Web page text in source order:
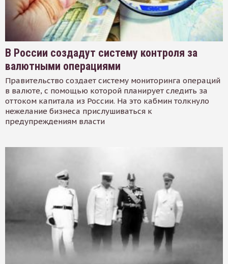
В России создадут систему контроля за
валютными операциями
Правительство создает систему мониторинга операций
в валюте, с помощью которой планирует следить за
оттоком капитала из России. На это кабмин толкнуло
нежелание бизнеса прислушиваться к
предупреждениям власти